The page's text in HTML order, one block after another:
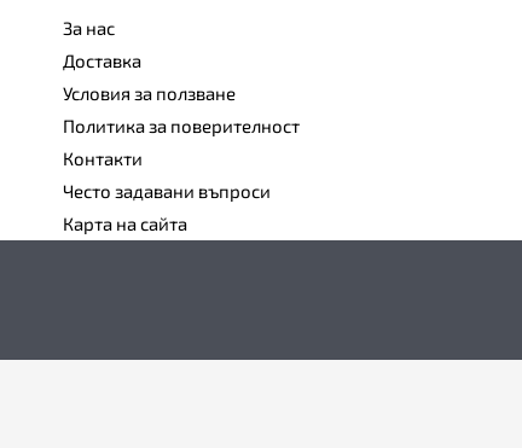
За нас
Доставка
Условия за ползване
Политика за поверителност
Контакти
Често задавани въпроси
Карта на сайта